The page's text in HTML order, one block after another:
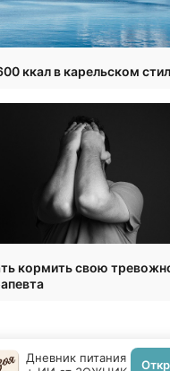
ккал в карельском
кормить свою
Дневник питания